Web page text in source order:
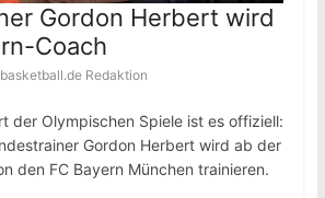
Gordon Herbert wird
Coach
basketball.de Redaktion
der Olympischen Spiele ist es offiziell:
Gordon Herbert wird ab der
den FC Bayern München trainieren.